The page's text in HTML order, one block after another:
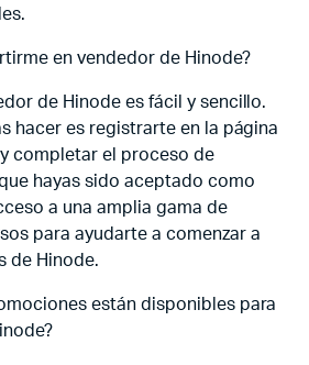
en vendedor de Hinode?
de Hinode es fácil y sencillo.
hacer es registrarte en la página
completar el proceso de
hayas sido aceptado como
a una amplia gama de
para ayudarte a comenzar a
de Hinode.
están disponibles para